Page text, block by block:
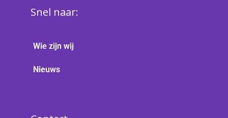
Snel naar:
Wie zijn wij
Nieuws